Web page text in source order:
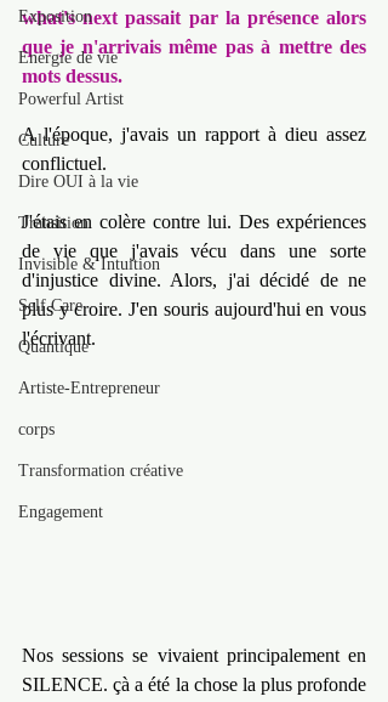
Exposition
Energie de vie
Powerful Artist
Culture
Dire OUI à la vie
Transition
Invisible & Intuition
Self Care
Quantique
Artiste-Entrepreneur
corps
Transformation créative
Engagement
what's next passait par la présence alors
que je n'arrivais même pas à mettre des
mots dessus.
A l'époque, j'avais un rapport à dieu assez
conflictuel.
J'étais en colère contre lui. Des expériences
de vie que j'avais vécu dans une sorte
d'injustice divine. Alors, j'ai décidé de ne
plus y croire. J'en souris aujourd'hui en vous
l'écrivant.
Nos sessions se vivaient principalement en
SILENCE. çà a été la chose la plus profonde